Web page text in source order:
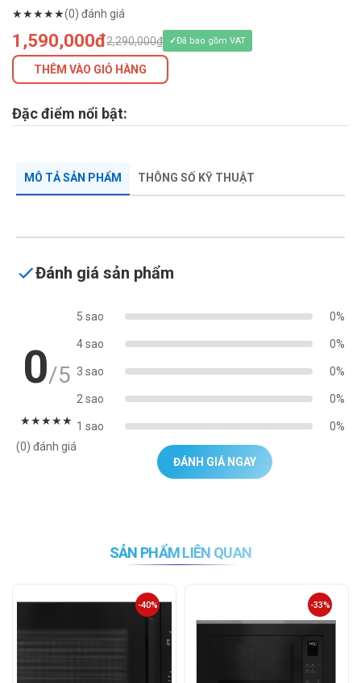
★★★★★(0) đánh giá
1,590,000đ2,290,000₫ Đã bao gồm VAT
THÊM VÀO GIỎ HÀNG
Đặc điểm nổi bật:
MÔ TẢ SẢN PHẨM THÔNG SỐ KỸ THUẬT
Đánh giá sản phẩm
0/5
★★★★★
(0) đánh giá
5 sao 0%
4 sao 0%
3 sao 0%
2 sao 0%
1 sao 0%
ĐÁNH GIÁ NGAY
SẢN PHẨM LIÊN QUAN
-40% -33%